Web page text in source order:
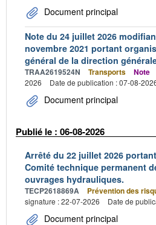
Document principal
Note du 24 juillet 2026
novembre 2021 portant
général de la direction
TRAA2619524N Transports Note
2026
Date de publication : 07-08-
Document principal
Publié le : 06-08-2026
Arrêté du 22 juillet 2026
Comité technique permanent
ouvrages hydrauliques.
TECP2618869A Prévention des
signature : 22-07-2026
Date de
Document principal